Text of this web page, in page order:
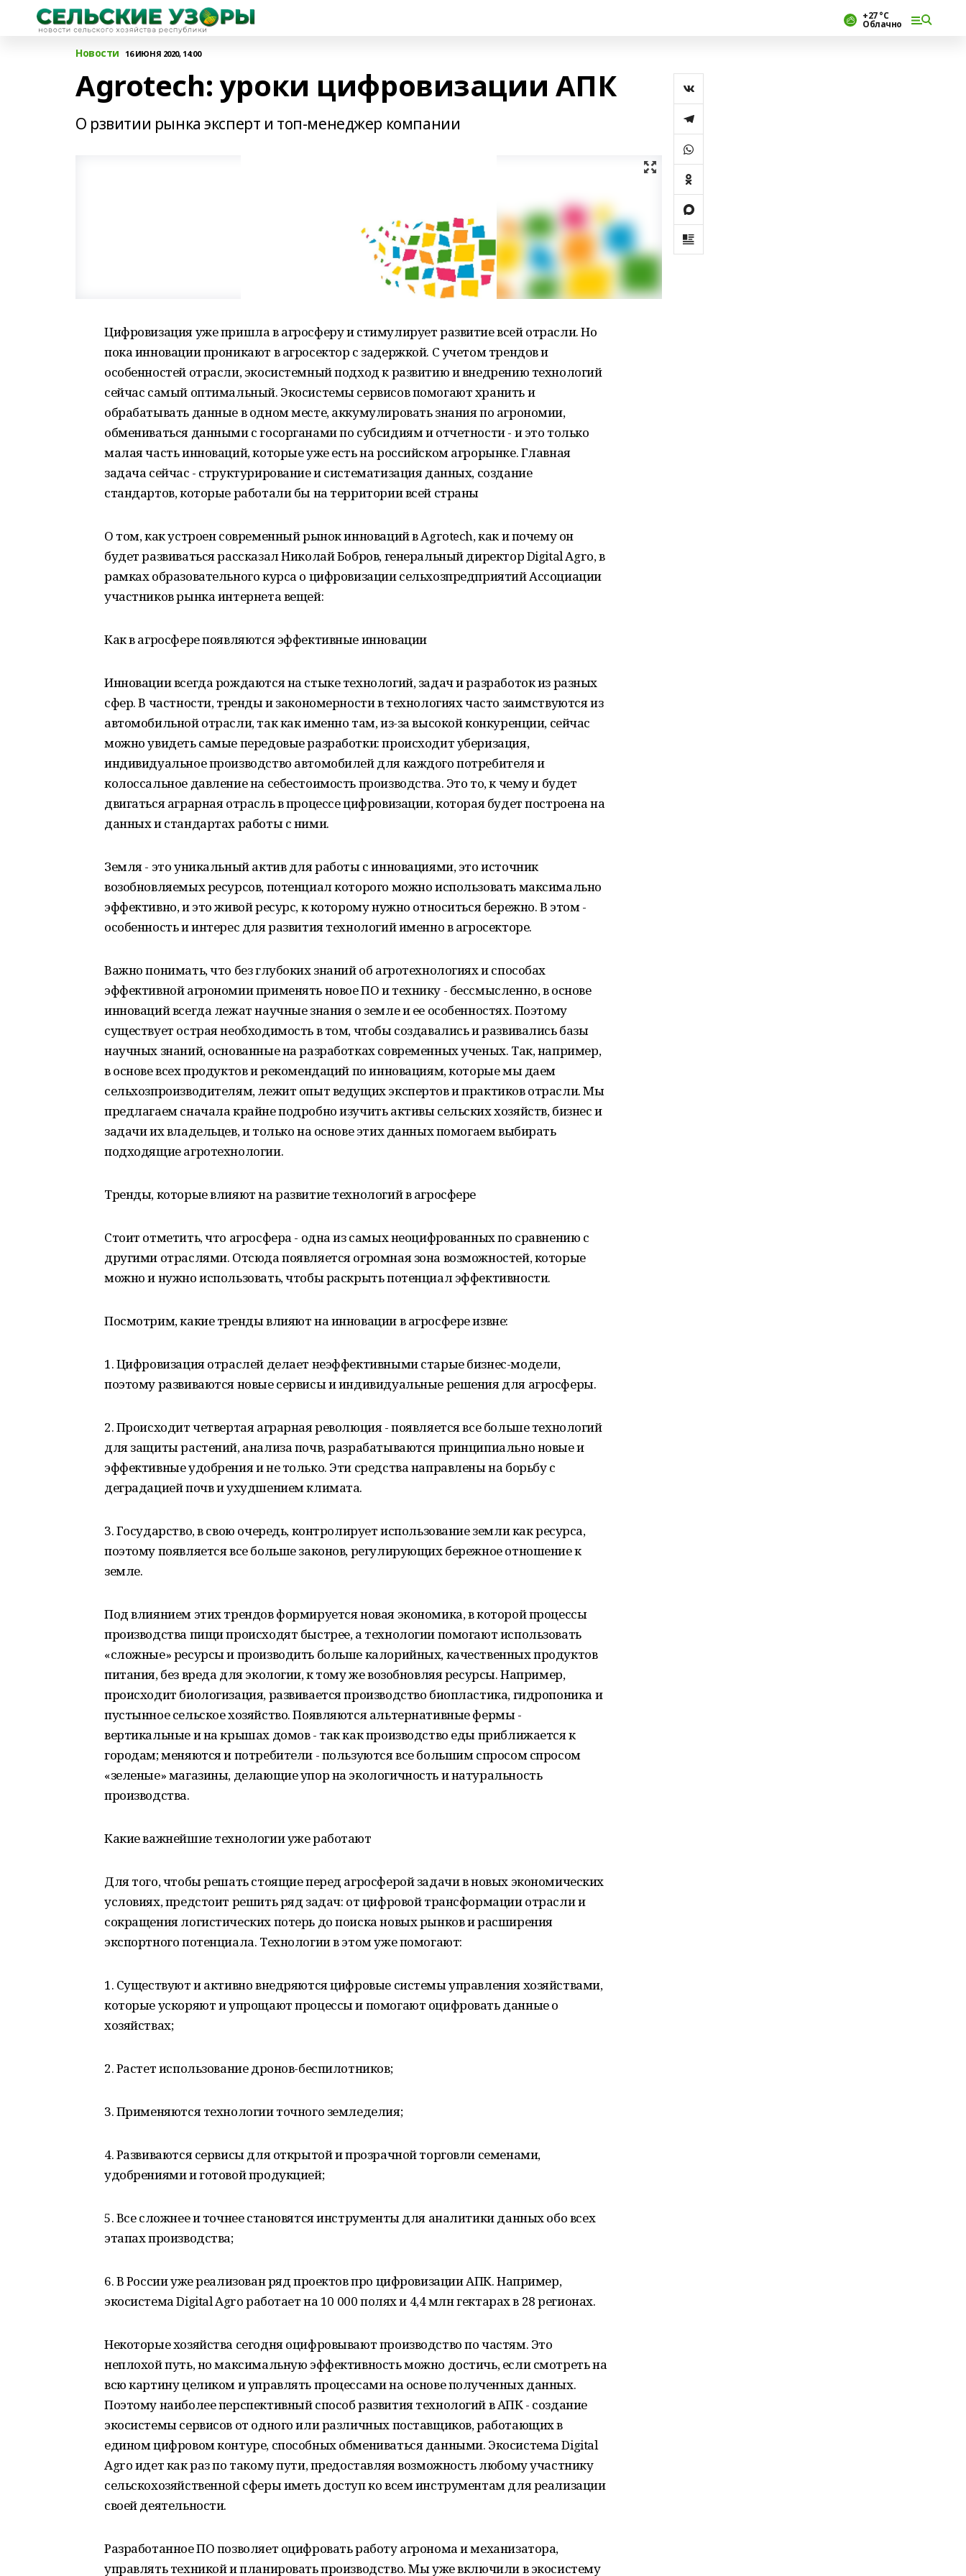
+27 °С
Облачно
Новости 16 ИЮНЯ 2020, 14:00
Agrotech: уроки цифровизации АПК
О рзвитии рынка эксперт и топ-менеджер компании
Цифровизация уже пришла в агросферу и стимулирует развитие всей отрасли. Но
пока инновации проникают в агросектор с задержкой. С учетом трендов и
особенностей отрасли, экосистемный подход к развитию и внедрению технологий
сейчас самый оптимальный. Экосистемы сервисов помогают хранить и
обрабатывать данные в одном месте, аккумулировать знания по агрономии,
обмениваться данными с госорганами по субсидиям и отчетности - и это только
малая часть инноваций, которые уже есть на российском агрорынке. Главная
задача сейчас - структурирование и систематизация данных, создание
стандартов, которые работали бы на территории всей страны
О том, как устроен современный рынок инноваций в Agrotech, как и почему он
будет развиваться рассказал Николай Бобров, генеральный директор Digital Agro, в
рамках образовательного курса о цифровизации сельхозпредприятий Ассоциации
участников рынка интернета вещей:
Как в агросфере появляются эффективные инновации
Инновации всегда рождаются на стыке технологий, задач и разработок из разных
сфер. В частности, тренды и закономерности в технологиях часто заимствуются из
автомобильной отрасли, так как именно там, из-за высокой конкуренции, сейчас
можно увидеть самые передовые разработки: происходит уберизация,
индивидуальное производство автомобилей для каждого потребителя и
колоссальное давление на себестоимость производства. Это то, к чему и будет
двигаться аграрная отрасль в процессе цифровизации, которая будет построена на
данных и стандартах работы с ними.
Земля - это уникальный актив для работы с инновациями, это источник
возобновляемых ресурсов, потенциал которого можно использовать максимально
эффективно, и это живой ресурс, к которому нужно относиться бережно. В этом -
особенность и интерес для развития технологий именно в агросекторе.
Важно понимать, что без глубоких знаний об агротехнологиях и способах
эффективной агрономии применять новое ПО и технику - бессмысленно, в основе
инноваций всегда лежат научные знания о земле и ее особенностях. Поэтому
существует острая необходимость в том, чтобы создавались и развивались базы
научных знаний, основанные на разработках современных ученых. Так, например,
в основе всех продуктов и рекомендаций по инновациям, которые мы даем
сельхозпроизводителям, лежит опыт ведущих экспертов и практиков отрасли. Мы
предлагаем сначала крайне подробно изучить активы сельских хозяйств, бизнес и
задачи их владельцев, и только на основе этих данных помогаем выбирать
подходящие агротехнологии.
Тренды, которые влияют на развитие технологий в агросфере
Стоит отметить, что агросфера - одна из самых неоцифрованных по сравнению с
другими отраслями. Отсюда появляется огромная зона возможностей, которые
можно и нужно использовать, чтобы раскрыть потенциал эффективности.
Посмотрим, какие тренды влияют на инновации в агросфере извне:
1. Цифровизация отраслей делает неэффективными старые бизнес-модели,
поэтому развиваются новые сервисы и индивидуальные решения для агросферы.
2. Происходит четвертая аграрная революция - появляется все больше технологий
для защиты растений, анализа почв, разрабатываются принципиально новые и
эффективные удобрения и не только. Эти средства направлены на борьбу с
деградацией почв и ухудшением климата.
3. Государство, в свою очередь, контролирует использование земли как ресурса,
поэтому появляется все больше законов, регулирующих бережное отношение к
земле.
Под влиянием этих трендов формируется новая экономика, в которой процессы
производства пищи происходят быстрее, а технологии помогают использовать
«сложные» ресурсы и производить больше калорийных, качественных продуктов
питания, без вреда для экологии, к тому же возобновляя ресурсы. Например,
происходит биологизация, развивается производство биопластика, гидропоника и
пустынное сельское хозяйство. Появляются альтернативные фермы -
вертикальные и на крышах домов - так как производство еды приближается к
городам; меняются и потребители - пользуются все большим спросом спросом
«зеленые» магазины, делающие упор на экологичность и натуральность
производства.
Какие важнейшие технологии уже работают
Для того, чтобы решать стоящие перед агросферой задачи в новых экономических
условиях, предстоит решить ряд задач: от цифровой трансформации отрасли и
сокращения логистических потерь до поиска новых рынков и расширения
экспортного потенциала. Технологии в этом уже помогают:
1. Существуют и активно внедряются цифровые системы управления хозяйствами,
которые ускоряют и упрощают процессы и помогают оцифровать данные о
хозяйствах;
2. Растет использование дронов-беспилотников;
3. Применяются технологии точного земледелия;
4. Развиваются сервисы для открытой и прозрачной торговли семенами,
удобрениями и готовой продукцией;
5. Все сложнее и точнее становятся инструменты для аналитики данных обо всех
этапах производства;
6. В России уже реализован ряд проектов про цифровизации АПК. Например,
экосистема Digital Agro работает на 10 000 полях и 4,4 млн гектарах в 28 регионах.
Некоторые хозяйства сегодня оцифровывают производство по частям. Это
неплохой путь, но максимальную эффективность можно достичь, если смотреть на
всю картину целиком и управлять процессами на основе полученных данных.
Поэтому наиболее перспективный способ развития технологий в АПК - создание
экосистемы сервисов от одного или различных поставщиков, работающих в
едином цифровом контуре, способных обмениваться данными. Экосистема Digital
Agro идет как раз по такому пути, предоставляя возможность любому участнику
сельскохозяйственной сферы иметь доступ ко всем инструментам для реализации
своей деятельности.
Разработанное ПО позволяет оцифровать работу агронома и механизатора,
управлять техникой и планировать производство. Мы уже включили в экосистему